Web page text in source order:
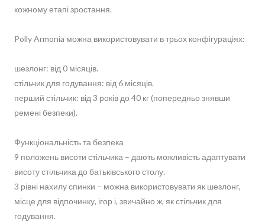
кожному етапі зростання.
Polly Armonia можна використовувати в трьох конфігураціях:
шезлонг: від 0 місяців.
стільчик для годування: від 6 місяців.
перший стільчик: від 3 років до 40 кг (попередньо знявши
ремені безпеки).
Функціональність та безпека
9 положень висоти стільчика – дають можливість адаптувати
висоту стільчика до батьківського столу.
3 рівні нахилу спинки – можна використовувати як шезлонг,
місце для відпочинку, ігор і, звичайно ж, як стільчик для
годування.